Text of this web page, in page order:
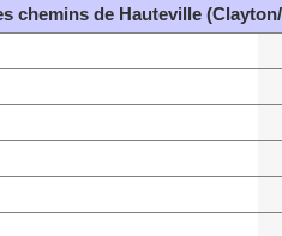
chemins de Hauteville